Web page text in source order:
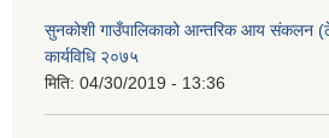
सुनकोशी गाउँपालिकाको आन्तरिक आय संकलन
कार्यविधि २०७५
मिति: 04/30/2019 - 13:36